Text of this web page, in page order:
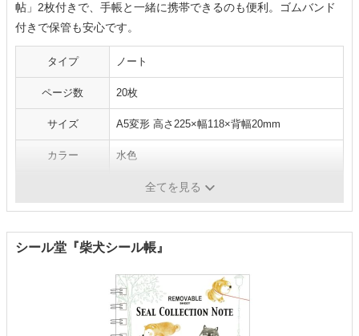
帖」2枚付きで、手帳と一緒に携帯できるのも便利。ゴムバンド
付きで保管も安心です。
タイプ ノート
ページ数 20枚
サイズ A5変形 高さ225×幅118×背幅20mm
カラー 水色
Kingjim全てを見る
シール堂『柴犬シール帳』